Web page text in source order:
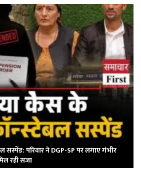
सस्पेंड: परिवार ने DGP-SP पर लगाए गंभीर
रही सजा